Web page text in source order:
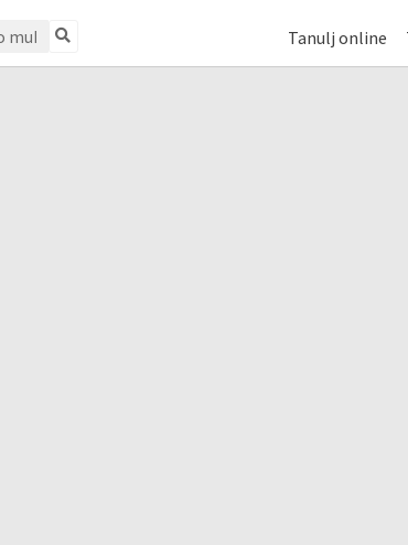
Tanulj online